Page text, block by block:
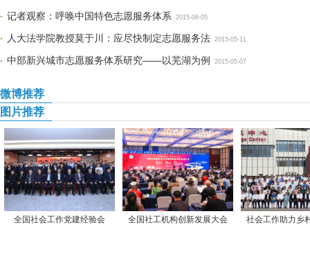
记者观察：呼唤中国特色志愿服务体系 2015-06-05
人大法学院教授莫于川：应尽快制定志愿服务法 2015-05-11
中部新兴城市志愿服务体系研究——以芜湖为例 2015-05-07
微博推荐
图片推荐
全国社会工作党建经验会 全国社工机构创新发展大会 社会工作助力乡